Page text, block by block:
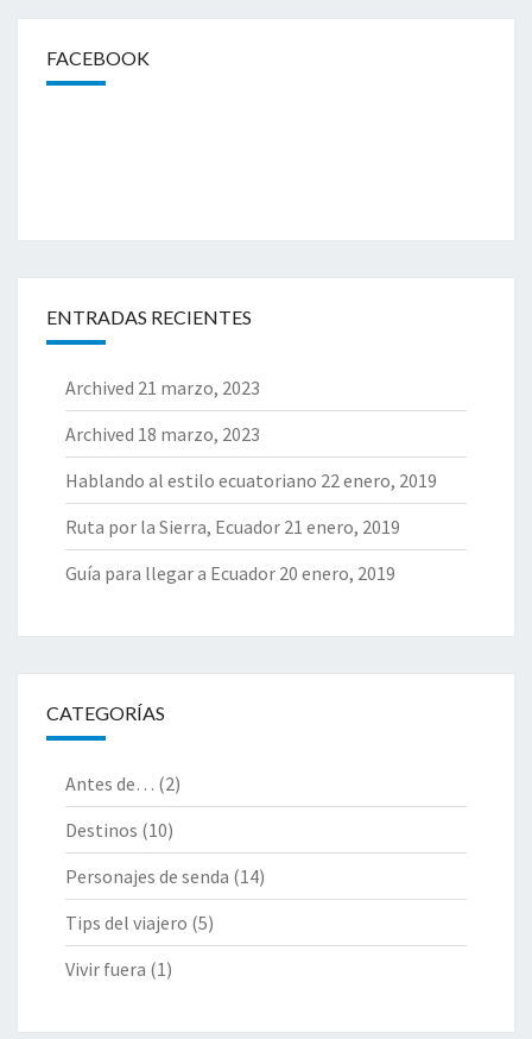
FACEBOOK
ENTRADAS RECIENTES
Archived 21 marzo, 2023
Archived 18 marzo, 2023
Hablando al estilo ecuatoriano 22 enero, 2019
Ruta por la Sierra, Ecuador 21 enero, 2019
Guía para llegar a Ecuador 20 enero, 2019
CATEGORÍAS
Antes de… (2)
Destinos (10)
Personajes de senda (14)
Tips del viajero (5)
Vivir fuera (1)